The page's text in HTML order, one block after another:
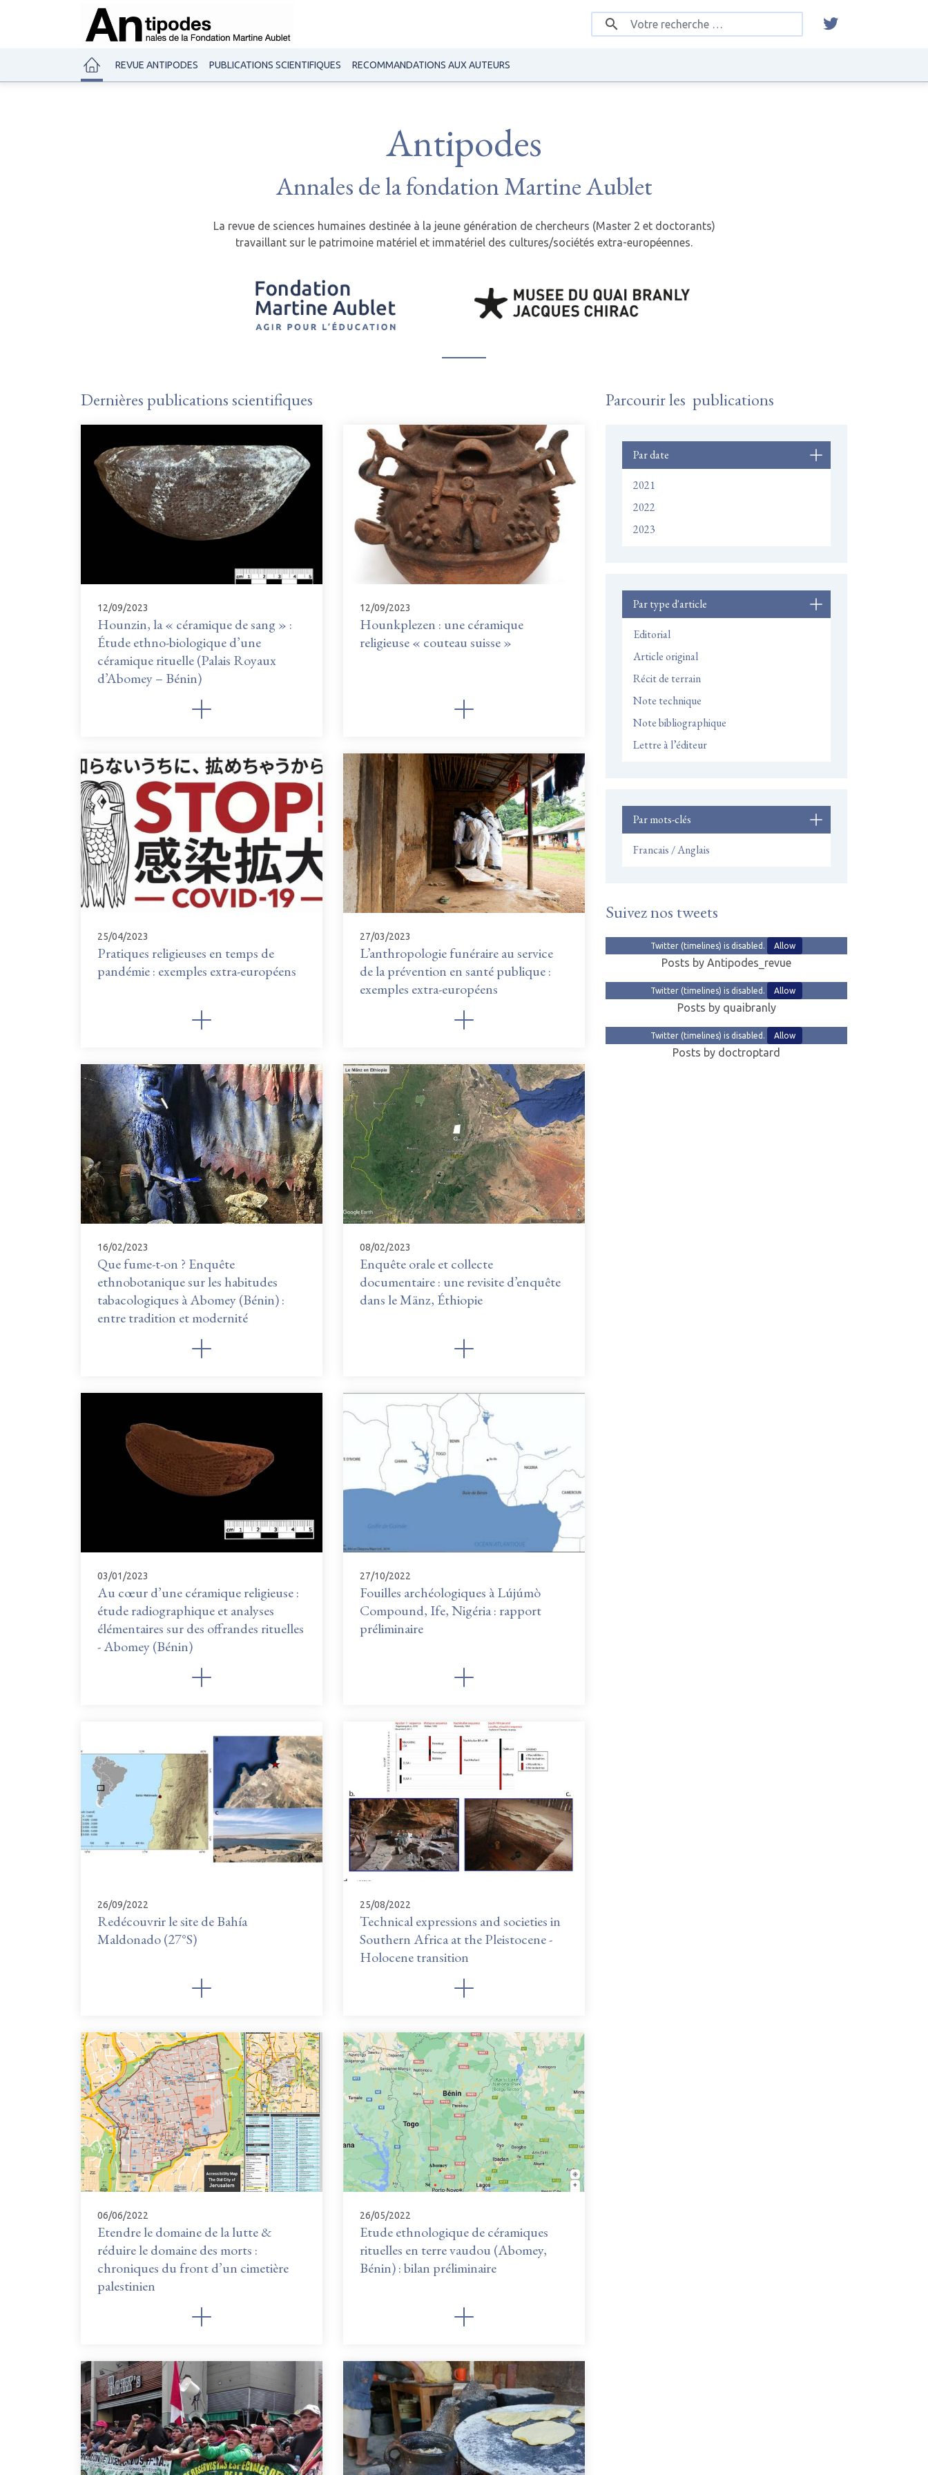
REVUE ANTIPODES PUBLICATIONS SCIENTIFIQUES RECOMMANDATIONS AUX AUTEURS
Antipodes
Annales de la fondation Martine Aublet
La revue de sciences humaines destinée à la jeune génération de chercheurs (Master 2 et doctorants)
travaillant sur le patrimoine matériel et immatériel des cultures/sociétés extra-européennes.
Dernières publications scientifiques
12/09/2023
Hounzin, la « céramique de sang » :
Étude ethno-biologique d’une
céramique rituelle (Palais Royaux
d’Abomey – Bénin)
12/09/2023
Hounkplezen : une céramique
religieuse « couteau suisse »
25/04/2023
Pratiques religieuses en temps de
pandémie : exemples extra-européens
27/03/2023
L’anthropologie funéraire au service
de la prévention en santé publique :
exemples extra-européens
16/02/2023
Que fume-t-on ? Enquête
ethnobotanique sur les habitudes
tabacologiques à Abomey (Bénin) :
entre tradition et modernité
08/02/2023
Enquête orale et collecte
documentaire : une revisite d’enquête
dans le Mänz, Éthiopie
03/01/2023
Au cœur d’une céramique religieuse :
étude radiographique et analyses
élémentaires sur des offrandes rituelles
- Abomey (Bénin)
27/10/2022
Fouilles archéologiques à Lújúmò
Compound, Ife, Nigéria : rapport
préliminaire
26/09/2022
Redécouvrir le site de Bahía
Maldonado (27°S)
25/08/2022
Technical expressions and societies in
Southern Africa at the Pleistocene -
Holocene transition
06/06/2022
Etendre le domaine de la lutte &
réduire le domaine des morts :
chroniques du front d’un cimetière
palestinien
26/05/2022
Etude ethnologique de céramiques
rituelles en terre vaudou (Abomey,
Bénin) : bilan préliminaire
Parcourir les publications
Par date
2021
2022
2023
Par type d'article
Editorial
Article original
Récit de terrain
Note technique
Note bibliographique
Lettre à l’éditeur
Par mots-clés
Francais / Anglais
Suivez nos tweets
Twitter (timelines) is disabled. Allow
Posts by Antipodes_revue
Twitter (timelines) is disabled. Allow
Posts by quaibranly
Twitter (timelines) is disabled. Allow
Posts by doctroptard